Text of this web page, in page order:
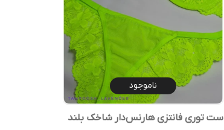
ناموجود
ست توری فانتزی هارنس‌دار شاخک‌ بلند